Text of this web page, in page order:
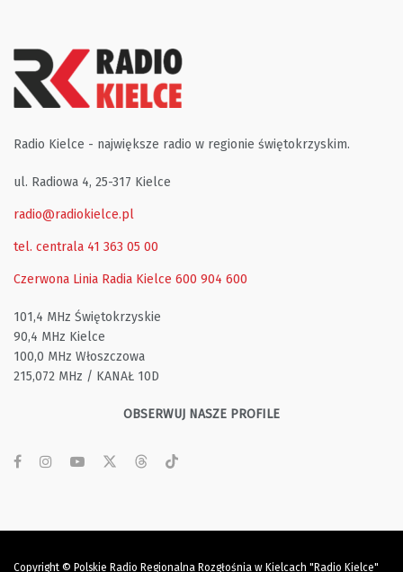
Radio Kielce - największe radio w regionie świętokrzyskim.
ul. Radiowa 4, 25-317 Kielce
radio@radiokielce.pl
tel. centrala 41 363 05 00
Czerwona Linia Radia Kielce 600 904 600
101,4 MHz Świętokrzyskie
90,4 MHz Kielce
100,0 MHz Włoszczowa
215,072 MHz / KANAŁ 10D
OBSERWUJ NASZE PROFILE
Copyright © Polskie Radio Regionalna Rozgłośnia w Kielcach "Radio Kielce"